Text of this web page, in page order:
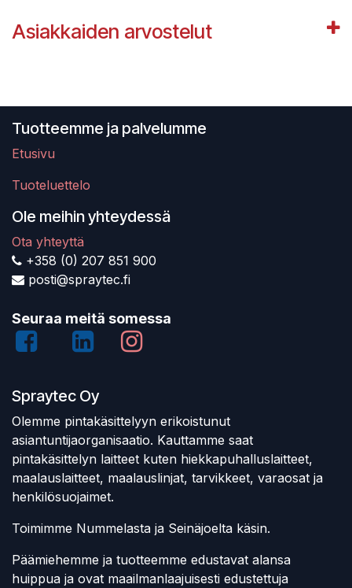
Asiakkaiden arvostelut
Tuotteemme ja palvelumme
Etusivu
Tuoteluettelo
Ole meihin yhteydessä
Ota yhteyttä
+358 (0) 207 851 900
posti@spraytec.fi
Seuraa meitä somessa
Spraytec Oy
Olemme pintakäsittelyyn erikoistunut
asiantuntijaorganisaatio. Kauttamme saat
pintakäsittelyn laitteet kuten hiekkapuhalluslaitteet,
maalauslaitteet, maalauslinjat, tarvikkeet, varaosat ja
henkilösuojaimet.
Toimimme Nummelasta ja Seinäjoelta käsin.
Päämiehemme ja tuotteemme edustavat alansa
huippua ja ovat maailmanlaajuisesti edustettuja